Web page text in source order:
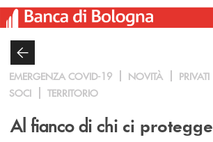
Salta al contenuto principale
EMERGENZA COVID-19 NOVITÀ PRIVATI
SOCI
TERRITORIO
Al fianco di chi ci protegge